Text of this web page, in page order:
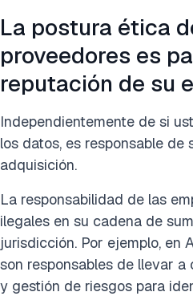
La postura ética
proveedores es
reputación de su
Independientemente de si
los datos, es responsable de
adquisición.
La responsabilidad de las
ilegales en su cadena de
jurisdicción. Por ejemplo, en
son responsables de llevar a
y gestión de riesgos para